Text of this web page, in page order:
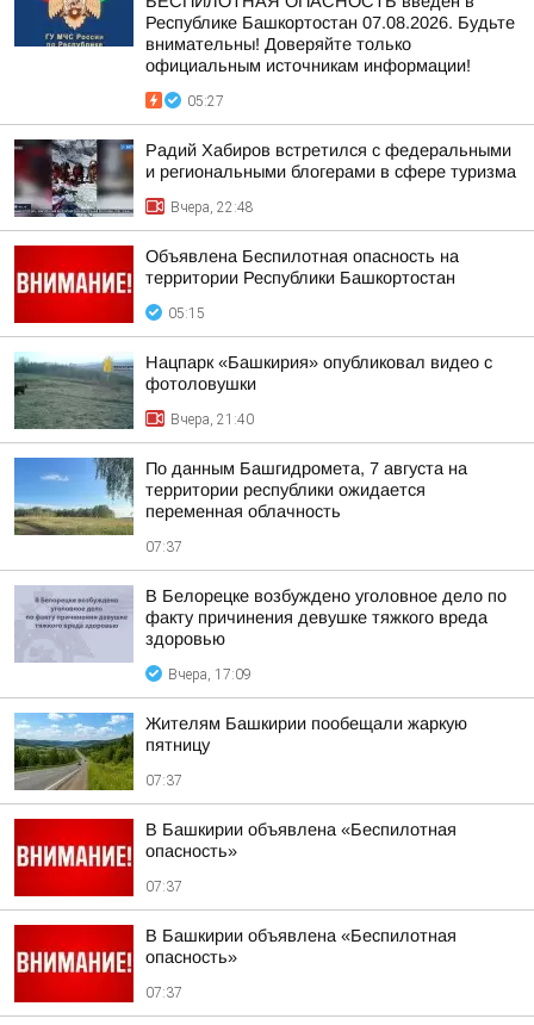
Республике Башкортостан 07.08.2026. Будьте
внимательны! Доверяйте только
официальным источникам информации!
05:27
Радий Хабиров встретился с федеральными
и региональными блогерами в сфере туризма
Вчера, 22:48
Объявлена Беспилотная опасность на
территории Республики Башкортостан
05:15
Нацпарк «Башкирия» опубликовал видео с
фотоловушки
Вчера, 21:40
По данным Башгидромета, 7 августа на
территории республики ожидается
переменная облачность
07:37
В Белорецке возбуждено уголовное дело по
факту причинения девушке тяжкого вреда
здоровью
Вчера, 17:09
Жителям Башкирии пообещали жаркую
пятницу
07:37
В Башкирии объявлена «Беспилотная
опасность»
07:37
В Башкирии объявлена «Беспилотная
опасность»
07:37